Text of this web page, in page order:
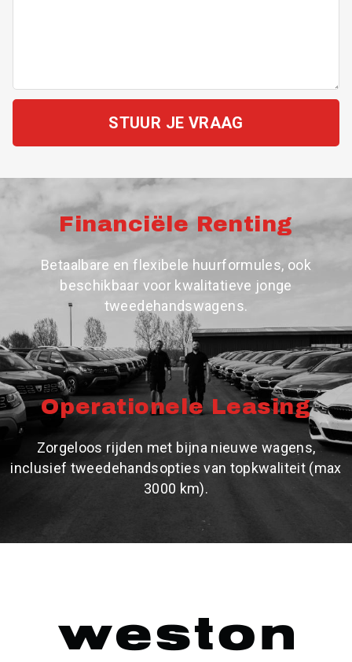
STUUR JE VRAAG
Financiële Renting
Betaalbare en flexibele huurformules, ook
beschikbaar voor kwalitatieve jonge
tweedehandswagens.
Operationele Leasing
Zorgeloos rijden met bijna nieuwe wagens,
inclusief tweedehandsopties van topkwaliteit (max
3000 km).